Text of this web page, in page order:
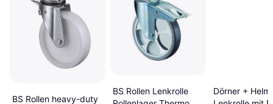
BS Rollen heavy-duty
BS Rollen Lenkrolle
Dörner +